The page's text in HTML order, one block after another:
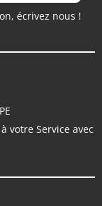
écrivez nous !
votre Service avec